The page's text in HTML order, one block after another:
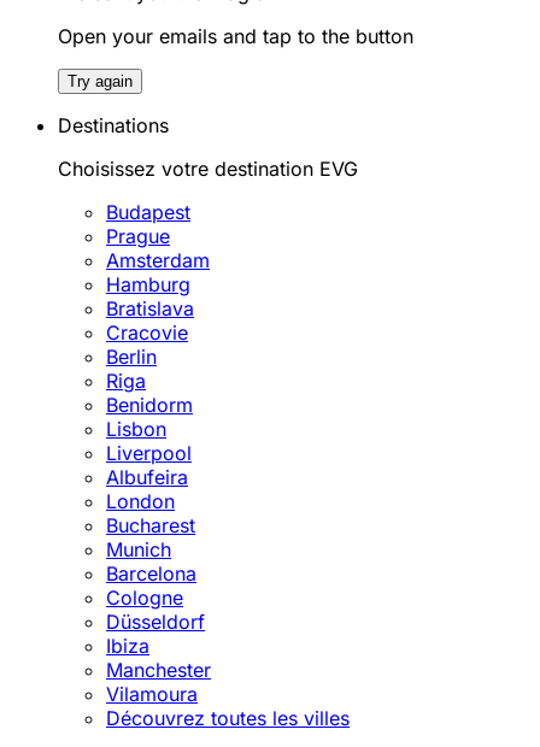
Open your emails and tap to the button
Try again
Destinations
Choisissez votre destination EVG
Budapest
Prague
Amsterdam
Hamburg
Bratislava
Cracovie
Berlin
Riga
Benidorm
Lisbon
Liverpool
Albufeira
London
Bucharest
Munich
Barcelona
Cologne
Düsseldorf
Ibiza
Manchester
Vilamoura
Découvrez toutes les villes